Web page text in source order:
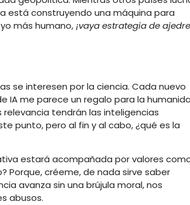
está construyendo una máquina para
más humano, ¡vaya estrategia de
se interesen por la ciencia. Cada nuevo
IA me parece un regalo para la
tendrán las inteligencias
punto, pero al fin y al cabo, ¿qué es la
estará acompañada por valores
Porque, créeme, de nada sirve saber
avanza sin una brújula moral, nos
abusos.